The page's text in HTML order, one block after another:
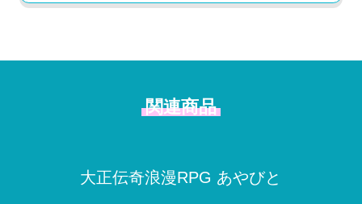
関連商品
大正伝奇浪漫RPG あやびと